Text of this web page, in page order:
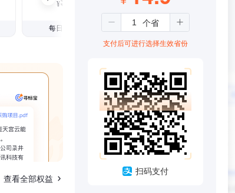
¥
每日仅1.08元
查看全部权益
支付后可进行选择生效省份
扫码支付